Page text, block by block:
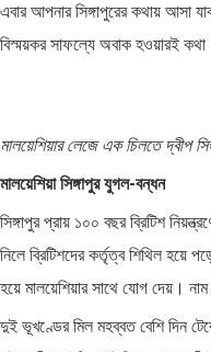
এবার আপনার সিঙ্গাপুরের কথায় আসা
বিস্ময়কর সাফল্যে অবাক হওয়ারই
মালয়েশিয়ার লেজে এক চিলতে দ্বীপ
মালয়েশিয়া সিঙ্গাপুর যুগল-বন্ধন
সিঙ্গাপুর প্রায় ১০০ বছর ব্রিটিশ
নিলে ব্রিটিশদের কর্তৃত্ব শিথিল হয়ে
হয়ে মালয়েশিয়ার সাথে যোগ দেয়।
দুই ভূখণ্ডের মিল মহব্বত বেশি দিন